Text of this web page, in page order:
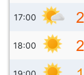
17:00
18:00